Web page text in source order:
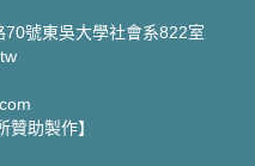
號東吳大學社會系822室
贊助製作】